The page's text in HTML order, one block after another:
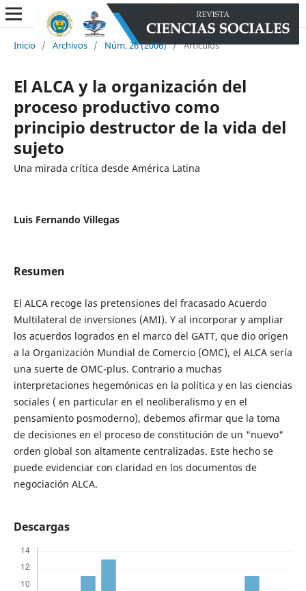
Inicio / Archivos / Núm. 26 (2006) / Artículos
El ALCA y la organización del
proceso productivo como
principio destructor de la vida del
sujeto
Una mirada crítica desde América Latina
Luis Fernando Villegas
Resumen
El ALCA recoge las pretensiones del fracasado Acuerdo
Multilateral de inversiones (AMI). Y al incorporar y ampliar
los acuerdos logrados en el marco del GATT, que dio origen
a la Organización Mundial de Comercio (OMC), el ALCA sería
una suerte de OMC-plus. Contrario a muchas
interpretaciones hegemónicas en la política y en las ciencias
sociales ( en particular en el neoliberalismo y en el
pensamiento posmoderno), debemos afirmar que la toma
de decisiones en el proceso de constitución de un "nuevo"
orden global son altamente centralizadas. Este hecho se
puede evidenciar con claridad en los documentos de
negociación ALCA.
Descargas